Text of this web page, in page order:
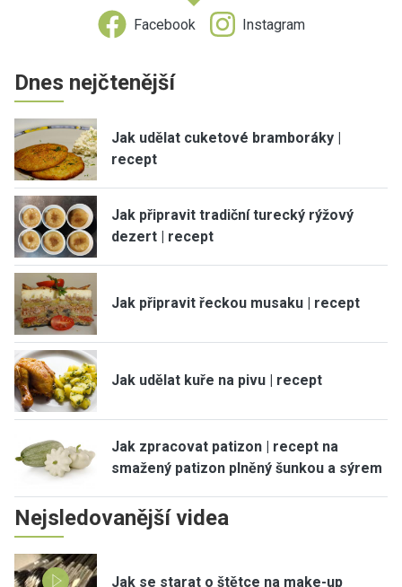
Facebook Instagram
Dnes nejčtenější
Jak udělat cuketové bramboráky |
recept
Jak připravit tradiční turecký rýžový
dezert | recept
Jak připravit řeckou musaku | recept
Jak udělat kuře na pivu | recept
Jak zpracovat patizon | recept na
smažený patizon plněný šunkou a sýrem
Nejsledovanější videa
Jak se starat o štětce na make-up